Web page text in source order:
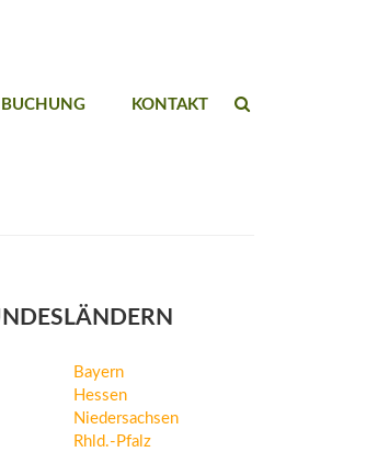
BUCHUNG KONTAKT
Bayern
Hessen
Niedersachsen
Rhld.-Pfalz